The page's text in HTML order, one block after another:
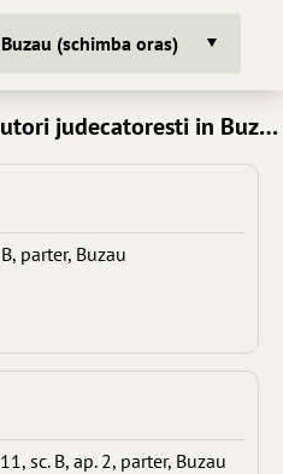
Buzau (schimba oras)
Executori Buzau - Executori judecatoresti in Buzau
parter, Buzau
sc. B, ap. 2, parter, Buzau